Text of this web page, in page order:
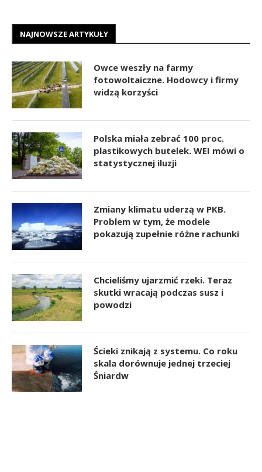
NAJNOWSZE ARTYKUŁY
Owce weszły na farmy
fotowoltaiczne. Hodowcy i firmy
widzą korzyści
Polska miała zebrać 100 proc.
plastikowych butelek. WEI mówi o
statystycznej iluzji
Zmiany klimatu uderzą w PKB.
Problem w tym, że modele
pokazują zupełnie różne rachunki
Chcieliśmy ujarzmić rzeki. Teraz
skutki wracają podczas susz i
powodzi
Ścieki znikają z systemu. Co roku
skala dorównuje jednej trzeciej
Śniardw